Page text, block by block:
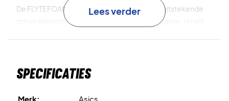
De FLYTEFOAM-tussenzool is zacht en biedt uitstekende
schokabsorptie met een hoge energieteruggave, terwijl
tijdens lange wedstrijden, en het visgraatprofiel met X-
grip, slijtvastheid en flexibiliteit.
Lees verder
Specificaties
Merk:
Asics